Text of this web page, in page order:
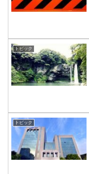
トピック
トピック